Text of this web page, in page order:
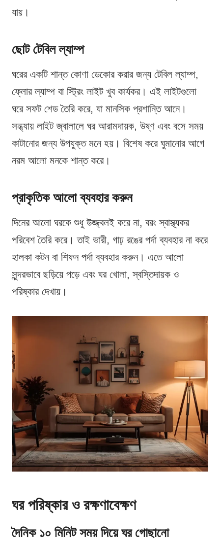
যায়।
ছোট টেবিল ল্যাম্প
ঘরের একটি শান্ত কোণা ডেকোর করার জন্য টেবিল ল্যাম্প,
ফ্লোর ল্যাম্প বা স্ট্রিং লাইট খুব কার্যকর। এই লাইটগুলো
ঘরে সফট শেড তৈরি করে, যা মানসিক প্রশান্তি আনে।
সন্ধ্যায় লাইট জ্বালালে ঘর আরামদায়ক, উষ্ণ এবং বসে সময়
কাটানোর জন্য উপযুক্ত মনে হয়। বিশেষ করে ঘুমানোর আগে
নরম আলো মনকে শান্ত করে।
প্রাকৃতিক আলো ব্যবহার করুন
দিনের আলো ঘরকে শুধু উজ্জ্বলই করে না, বরং স্বাস্থ্যকর
পরিবেশ তৈরি করে। তাই ভারী, গাঢ় রঙের পর্দা ব্যবহার না করে
হালকা কটন বা শিফন পর্দা ব্যবহার করুন। এতে আলো
সুন্দরভাবে ছড়িয়ে পড়ে এবং ঘর খোলা, স্বস্তিদায়ক ও
পরিষ্কার দেখায়।
ঘর পরিষ্কার ও রক্ষণাবেক্ষণ
দৈনিক ১০ মিনিট সময় দিয়ে ঘর গোছানো